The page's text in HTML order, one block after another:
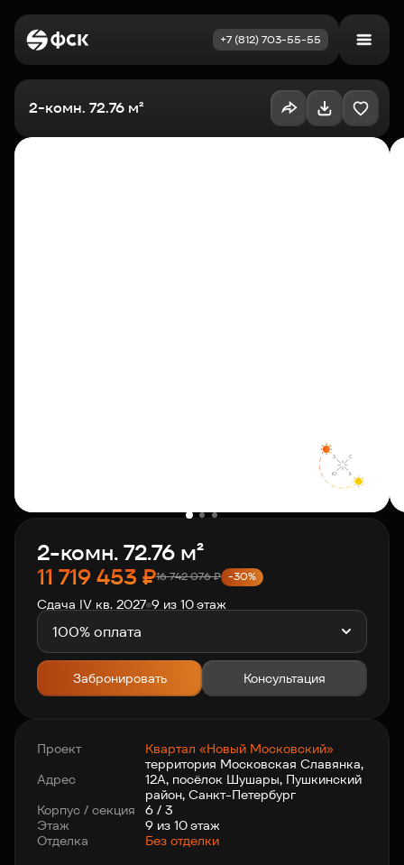
+7 (812) 703-55-55
Контакты
Связаться с нами
+7 812 703-55-55
2-комн. 72.76 м²
2-комн. 72.76 м²
11 719 453 ₽16 742 076₽ -30%
Сдача IV кв. 2027 9 из 10 этаж
100% оплата
Забронировать Консультация
Проект
Квартал «Новый Московский»
Адрес
территория Московская Славянка,
12А, посёлок Шушары, Пушкинский
район, Санкт-Петербург
Корпус / секция
6 / 3
Этаж
9 из 10 этаж
Отделка
Без отделки